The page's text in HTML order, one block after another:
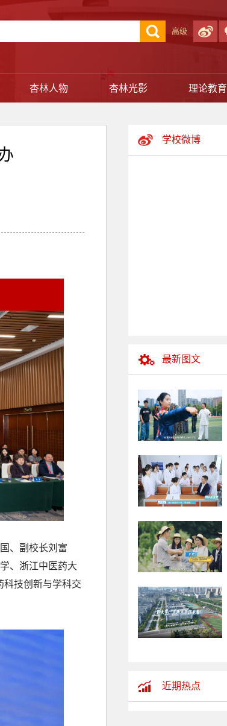
高级
杏林人物 杏林光影 理论教育
、副校长刘富
、浙江中医药大
科技创新与学科交
学校微博
最新图文
近期热点